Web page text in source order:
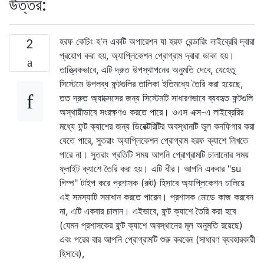
উত্তর:
2
হরফ কেচিং হ'ল একটি অপারেশন যা হরফ রেন্ডারিং লাইব্রেরি দ্বারা
প্রয়োগ করা হয়, অ্যাপ্লিকেশন প্রোগ্রাম দ্বারা ডাকা হয়।
তাত্ত্বিকভাবে, এটি দ্রুত উপস্থাপনের অনুমতি দেবে, যেহেতু
সিস্টেমে উপলব্ধ ফন্টগুলির তালিকা ইতিমধ্যে তৈরি করা হয়েছে,
তত দ্রুত অ্যাক্সেসের জন্য সিস্টেমটি সাধারণভাবে ব্যবহৃত ফন্টগুলি
অস্থায়ীভাবে সংরক্ষণও করতে পারে। ওএস এক্স-এ লাইব্রেরির
মধ্যে ফন্ট ক্যাশের জন্য ডিরেক্টরিটির অবস্থানটি ভুল কনফিগার করা
যেতে পারে, সুতরাং অ্যাপ্লিকেশন প্রোগ্রাম হরফ ক্যাশে লিখতে
পারে না। সুতরাং প্রতিটি সময় আপনি প্রোগ্রামটি চালানোর সময়
ফ্লাইট ক্যাশে তৈরি করা হয়। এটি ধীর। আপনি একবার "su
গিম্প" টাইপ করে প্রশাসক (রুট) হিসাবে অ্যাপ্লিকেশন চালিয়ে
এই সমস্যাটি সমাধান করতে পারেন। প্রশাসক মোডে কাজ করবেন
না, এটি একবার চালান। এইভাবে, ফন্ট ক্যাশে তৈরি করা হবে
(যেমন প্রশাসকের ফন্ট ক্যাশে অবস্থানের মূল অনুমতি রয়েছে)
এবং পরের বার আপনি প্রোগ্রামটি শুরু করবেন (সাধারণ ব্যবহারকারী
হিসাবে),